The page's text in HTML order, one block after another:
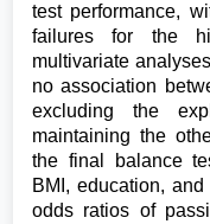
test performance,
failures for the
multivariate
no association
excluding the
maintaining the
the final balance
BMI, education,
odds ratios of